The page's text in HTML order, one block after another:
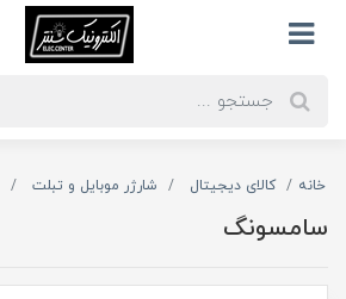
خانه کالای دیجیتال شارژر موبایل و تبلت
سامسونگ